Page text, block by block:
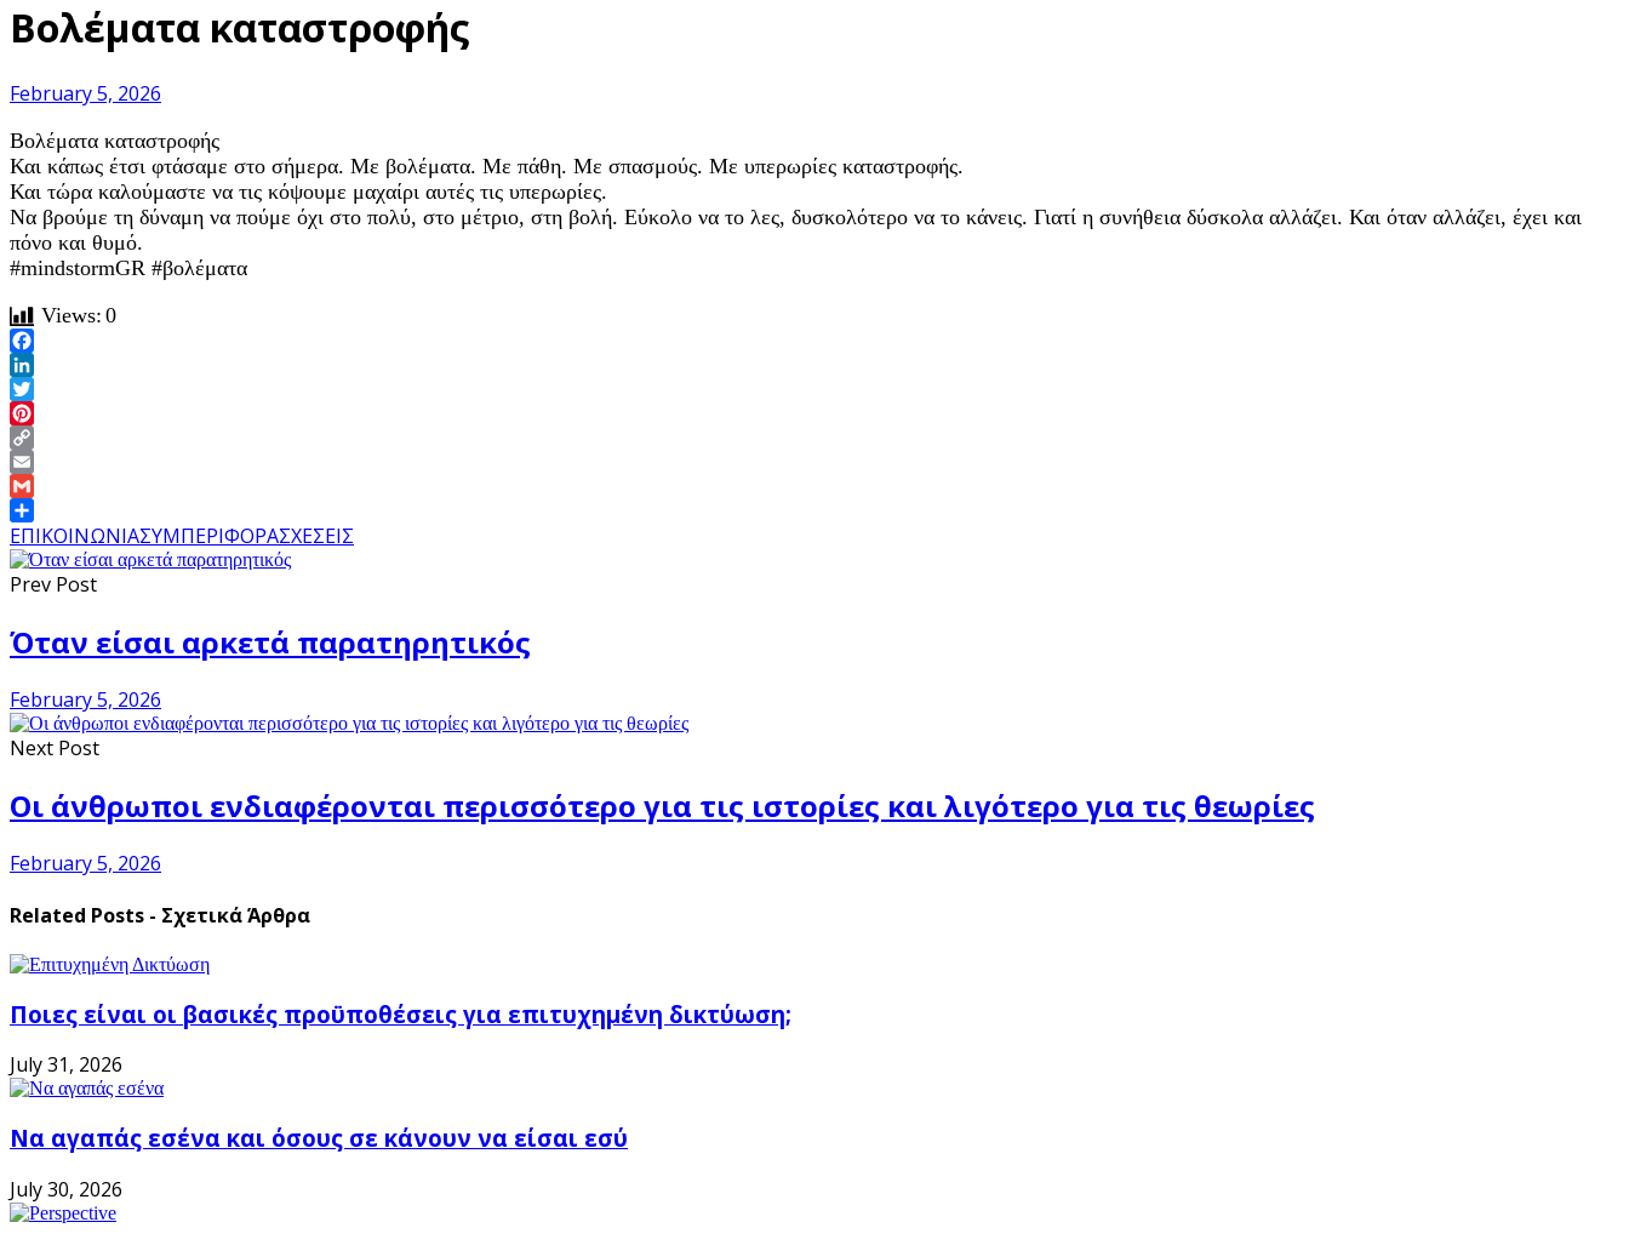
Βολέματα καταστροφής
February 5, 2026
Βολέματα καταστροφής
Και κάπως έτσι φτάσαμε στο σήμερα. Με βολέματα. Με πάθη. Με σπασμούς. Με υπερωρίες καταστροφής.
Και τώρα καλούμαστε να τις κόψουμε μαχαίρι αυτές τις υπερωρίες.
Να βρούμε τη δύναμη να πούμε όχι στο πολύ, στο μέτριο, στη βολή. Εύκολο να το λες, δυσκολότερο να το κάνεις. Γιατί η συνήθεια δύσκολα αλλάζει. Και όταν αλλάζει, έχει και
πόνο και θυμό.
#mindstormGR #βολέματα
Views: 0
Facebook
LinkedIn
Twitter
Pinterest
Copy
Link
Email
Gmail
Share
ΕΠΙΚΟΙΝΩΝΙΑΣΥΜΠΕΡΙΦΟΡΑΣΧΕΣΕΙΣ
Prev Post
Όταν είσαι αρκετά παρατηρητικός
February 5, 2026
Next Post
Οι άνθρωποι ενδιαφέρονται περισσότερο για τις ιστορίες και λιγότερο για τις θεωρίες
February 5, 2026
Related Posts - Σχετικά Άρθρα
Ποιες είναι οι βασικές προϋποθέσεις για επιτυχημένη δικτύωση;
July 31, 2026
Να αγαπάς εσένα και όσους σε κάνουν να είσαι εσύ
July 30, 2026